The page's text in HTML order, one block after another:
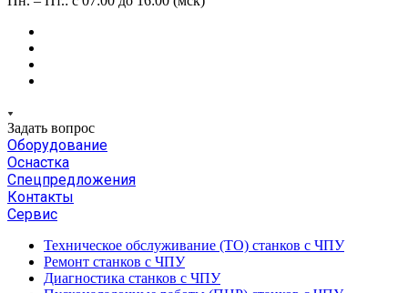
Задать вопрос
Оборудование
Оснастка
Спецпредложения
Контакты
Сервис
Техническое обслуживание (ТО) станков с ЧПУ
Ремонт станков с ЧПУ
Диагностика станков с ЧПУ